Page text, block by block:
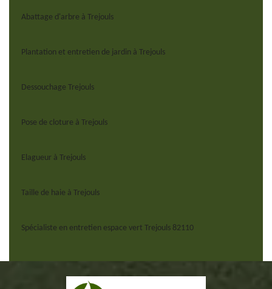
Abattage d'arbre à Trejouls
Plantation et entretien de jardin à Trejouls
Dessouchage Trejouls
Pose de cloture à Trejouls
Elagueur à Trejouls
Taille de haie à Trejouls
Spécialiste en entretien espace vert Trejouls 82110